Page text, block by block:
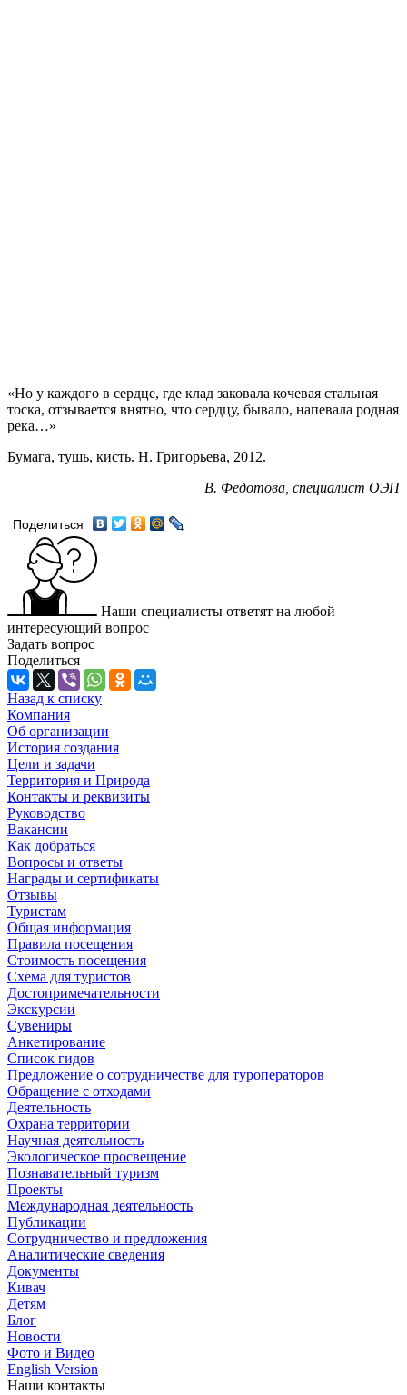
«Но у каждого в сердце, где клад заковала кочевая стальная
тоска, отзывается внятно, что сердцу, бывало, напевала родная
река…»
Бумага, тушь, кисть. Н. Григорьева, 2012.
В. Федотова, специалист ОЭП
Поделиться
Наши специалисты ответят на любой
интересующий вопрос
Задать вопрос
Поделиться
Назад к списку
Компания
Об организации
История создания
Цели и задачи
Территория и Природа
Контакты и реквизиты
Руководство
Вакансии
Как добраться
Вопросы и ответы
Награды и сертификаты
Отзывы
Туристам
Общая информация
Правила посещения
Стоимость посещения
Схема для туристов
Достопримечательности
Экскурсии
Сувениры
Анкетирование
Список гидов
Предложение о сотрудничестве для туроператоров
Обращение с отходами
Деятельность
Охрана территории
Научная деятельность
Экологическое просвещение
Познавательный туризм
Проекты
Международная деятельность
Публикации
Сотрудничество и предложения
Аналитические сведения
Документы
Кивач
Детям
Блог
Новости
Фото и Видео
English Version
Наши контакты